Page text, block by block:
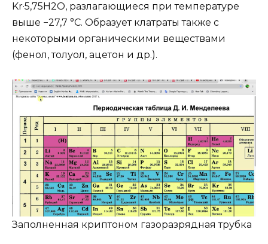
Kr·5,75H2O, разлагающиеся при температуре
выше −27,7 °C. Образует клатраты также с
некоторыми органическими веществами
(фенол, толуол, ацетон и др.).
Заполненная криптоном газоразрядная трубка